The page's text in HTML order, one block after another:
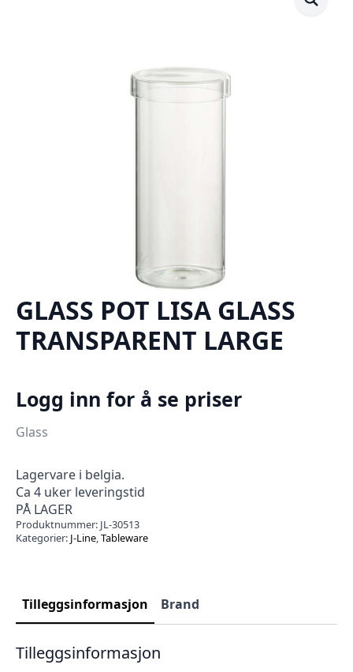
GLASS POT LISA GLASS
TRANSPARENT LARGE
Logg inn for å se priser
Glass
Lagervare i belgia.
Ca 4 uker leveringstid
PÅ LAGER
Produktnummer: JL-30513
Kategorier: J-Line,Tableware
Tilleggsinformasjon Brand
Tilleggsinformasjon